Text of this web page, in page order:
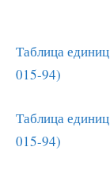
Таблица
015-94)
Таблица
015-94)